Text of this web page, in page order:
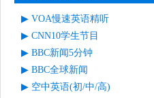
VOA慢速英语精听
CNN10学生节目
BBC新闻5分钟
BBC全球新闻
空中英语(初/中/高)